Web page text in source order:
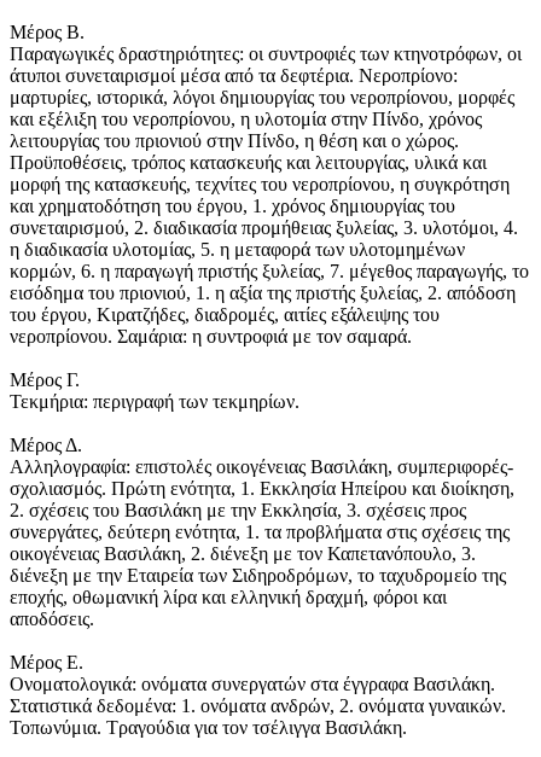
Μέρος Β.
Παραγωγικές δραστηριότητες: οι συντροφιές των κτηνοτρόφων, οι
άτυποι συνεταιρισμοί μέσα από τα δεφτέρια. Νεροπρίονο:
μαρτυρίες, ιστορικά, λόγοι δημιουργίας του νεροπρίονου, μορφές
και εξέλιξη του νεροπρίονου, η υλοτομία στην Πίνδο, χρόνος
λειτουργίας του πριονιού στην Πίνδο, η θέση και ο χώρος.
Προϋποθέσεις, τρόπος κατασκευής και λειτουργίας, υλικά και
μορφή της κατασκευής, τεχνίτες του νεροπρίονου, η συγκρότηση
και χρηματοδότηση του έργου, 1. χρόνος δημιουργίας του
συνεταιρισμού, 2. διαδικασία προμήθειας ξυλείας, 3. υλοτόμοι, 4.
η διαδικασία υλοτομίας, 5. η μεταφορά των υλοτομημένων
κορμών, 6. η παραγωγή πριστής ξυλείας, 7. μέγεθος παραγωγής, το
εισόδημα του πριονιού, 1. η αξία της πριστής ξυλείας, 2. απόδοση
του έργου, Κιρατζήδες, διαδρομές, αιτίες εξάλειψης του
νεροπρίονου. Σαμάρια: η συντροφιά με τον σαμαρά.
Μέρος Γ.
Τεκμήρια: περιγραφή των τεκμηρίων.
Μέρος Δ.
Αλληλογραφία: επιστολές οικογένειας Βασιλάκη, συμπεριφορές-
σχολιασμός. Πρώτη ενότητα, 1. Εκκλησία Ηπείρου και διοίκηση,
2. σχέσεις του Βασιλάκη με την Εκκλησία, 3. σχέσεις προς
συνεργάτες, δεύτερη ενότητα, 1. τα προβλήματα στις σχέσεις της
οικογένειας Βασιλάκη, 2. διένεξη με τον Καπετανόπουλο, 3.
διένεξη με την Εταιρεία των Σιδηροδρόμων, το ταχυδρομείο της
εποχής, οθωμανική λίρα και ελληνική δραχμή, φόροι και
αποδόσεις.
Μέρος Ε.
Ονοματολογικά: ονόματα συνεργατών στα έγγραφα Βασιλάκη.
Στατιστικά δεδομένα: 1. ονόματα ανδρών, 2. ονόματα γυναικών.
Τοπωνύμια. Τραγούδια για τον τσέλιγγα Βασιλάκη.